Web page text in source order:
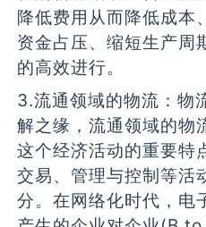
降低费用从而降低成本
资金占压、缩短生产周
的高效进行。
3.流通领域的物流：物
解之缘，流通领域的物
这个经济活动的重要特
交易、管理与控制等活
分。在网络化时代，电